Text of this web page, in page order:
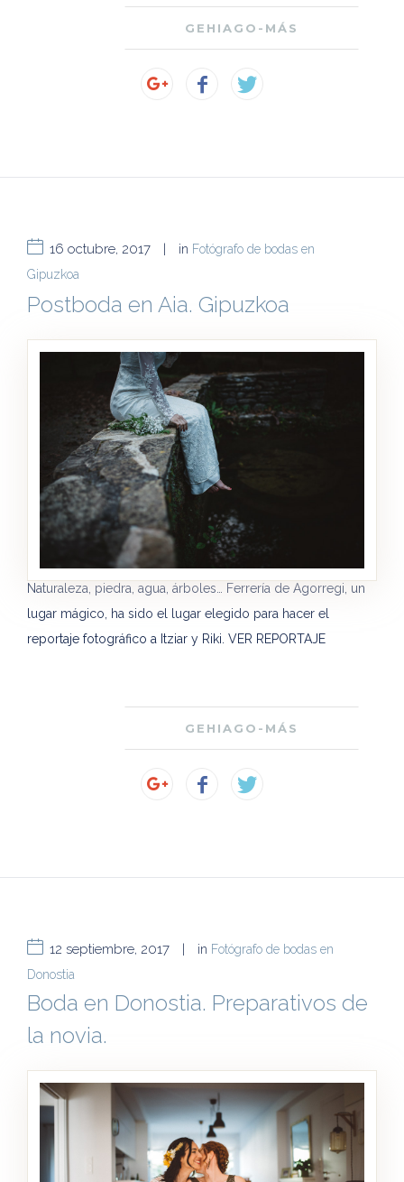
GEHIAGO-MÁS
16 octubre, 2017 | in Fotógrafo de bodas en
Gipuzkoa
Postboda en Aia. Gipuzkoa
Naturaleza, piedra, agua, árboles… Ferrería de Agorregi, un
lugar mágico, ha sido el lugar elegido para hacer el
reportaje fotográfico a Itziar y Riki. VER REPORTAJE
GEHIAGO-MÁS
12 septiembre, 2017 | in Fotógrafo de bodas en
Donostia
Boda en Donostia. Preparativos de
la novia.